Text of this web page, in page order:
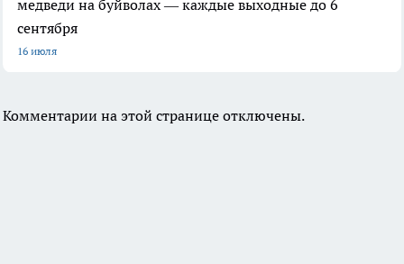
медведи на буйволах — каждые выходные до 6
сентября
16 июля
Комментарии на этой странице отключены.